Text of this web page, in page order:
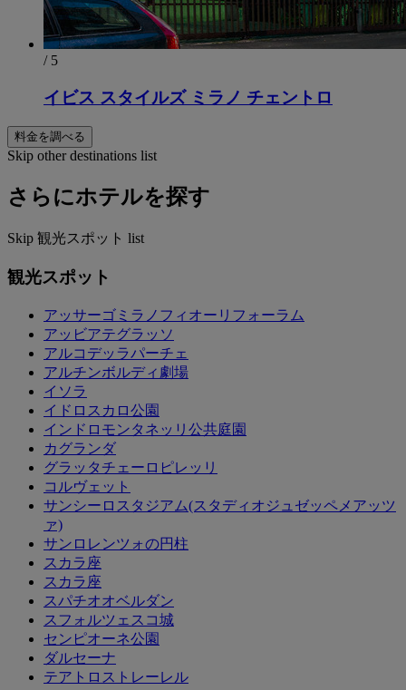
/ 5
イビス スタイルズ ミラノ チェントロ
料金を調べる
Skip other destinations list
さらにホテルを探す
Skip 観光スポット list
観光スポット
アッサーゴミ​​ラノフィオーリフォーラム
アッビアテグラッソ
アルコデッラパーチェ
アルチンボルディ劇場
イソラ
イドロスカロ公園
インドロモンタネッリ公共庭園
カグランダ
グラッタチェーロピレッリ
コルヴェット
サンシーロスタジアム(スタディオジュゼッペメアッツ
ァ)
サンロレンツォの円柱
スカラ座
スカラ座
スパチオオベルダン
スフォルツェスコ城
センピオーネ公園
ダルセーナ
テアトロストレーレル